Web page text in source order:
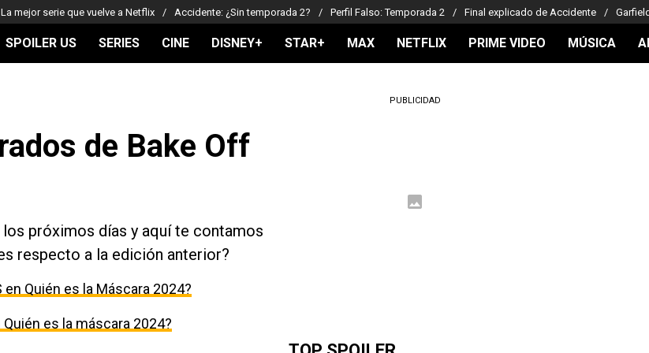
La mejor serie que vuelve a Netflix Accidente: ¿Sin temporada 2? Perfil Falso: Temporada 2 Final explicado de Accidente
SPOILER US SERIES CINE DISNEY+ STAR+ MAX NETFLIX PRIME VIDEO MÚSICA
de Bake Off
próximos días y aquí te contamos
respecto a la edición anterior?
Quién es la Máscara 2024?
es la máscara 2024?
PUBLICIDAD